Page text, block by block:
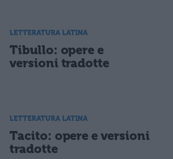
LETTERATURA LATINA
Tibullo: opere e
versioni tradotte
LETTERATURA LATINA
Tacito: opere e versioni
tradotte